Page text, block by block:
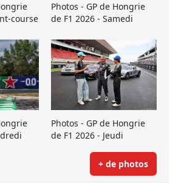
course
Photos - GP de Hongrie
de F1 2026 - Samedi
Photos - GP de Hongrie
de F1 2026 - Jeudi
+ de photos